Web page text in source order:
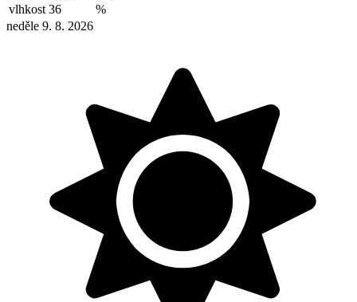
vlhkost 36
%
neděle 9. 8. 2026